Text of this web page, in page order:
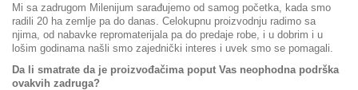
Mi sa zadrugom Milenijum sarađujemo od samog početka, kada smo
radili 20 ha zemlje pa do danas. Celokupnu proizvodnju radimo sa
njima, od nabavke repromaterijala pa do predaje robe, i u dobrim i u
lošim godinama našli smo zajednički interes i uvek smo se pomagali.
Da li smatrate da je proizvođačima poput Vas neophodna podrška
ovakvih zadruga?